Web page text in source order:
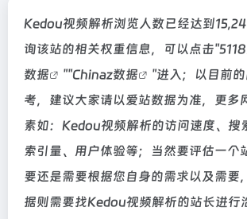
Kedou视频解析浏览人数已经达到
询该站的相关权重信息，可以点击"
数据
""Chinaz数据
"进入；以目前
考，建议大家请以爱站数据为准，更多
素如：Kedou视频解析的访问速度、搜
索引量、用户体验等；当然要评估一个
要还是需要根据您自身的需求以及需要
据则需要找Kedou视频解析的站长进行